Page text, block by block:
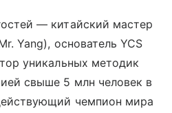
— китайский мастер
Yang), основатель YCS
уникальных методик
свыше 5 млн человек в
чемпион мира